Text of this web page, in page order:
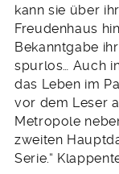
kann sie über
Freudenhaus
Bekanntgabe
spurlos… Auch
das Leben im
vor dem Leser
Metropole
zweiten
Serie.“